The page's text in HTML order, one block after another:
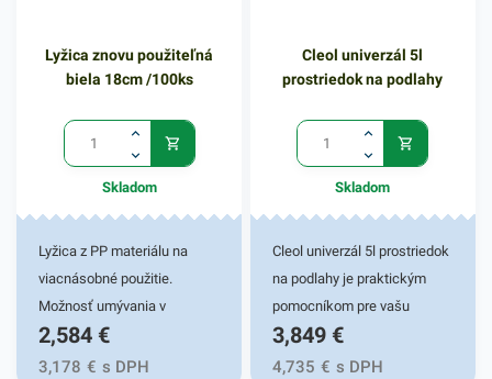
Lyžica znovu použiteľná
biela 18cm /100ks
Skladom
Lyžica z PP materiálu na
viacnásobné použitie.
Možnosť umývania v
umývačke. Dĺžka 18cm,
100ks v balení.
2,584 €
3,178 € s DPH
Cleol univerzál 5l
prostriedok na podlahy
Skladom
Cleol univerzál 5l prostriedok
na podlahy je praktickým
pomocníkom pre vašu
domácnosť. Cleol univerzál
je tekutý čistiaci prostriedok
3,849 €
4,735 € s DPH